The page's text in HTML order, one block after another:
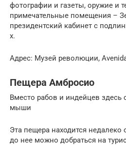
фотографии и газеты, оружие и
примечательные помещения –
президентский кабинет с
х.
Адрес: Музей революции,
Пещера Амбросио
Вместо рабов и индейцев здесь
мыши
Эта пещера находится недалеко
до нее можно добраться на